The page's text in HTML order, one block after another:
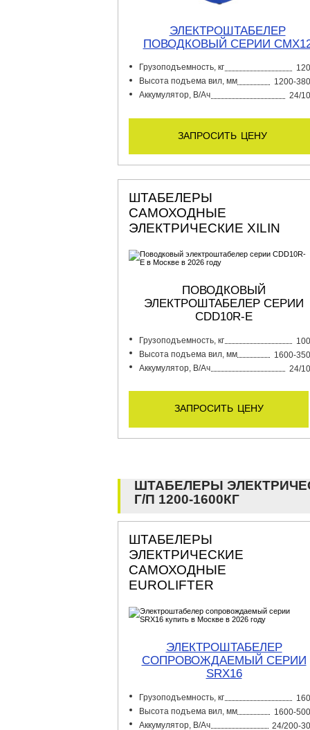
ЭЛЕКТРОШТАБЕЛЕР
ПОВОДКОВЫЙ CЕРИИ
Грузоподъемность, кг
Высота подъема вил, мм
1200-
Аккумулятор, В/Ач
24/
запросить цену
ШТАБЕЛЕРЫ
САМОХОДНЫЕ
ЭЛЕКТРИЧЕСКИЕ XILIN
ПОВОДКОВЫЙ
ЭЛЕКТРОШТАБЕЛЕР СЕРИИ
CDD10R-E
Грузоподъемность, кг
Высота подъема вил, мм
1600-
Аккумулятор, В/Ач
24/
запросить цену
ШТАБЕЛЕРЫ
Г/П 1200-1600КГ
ШТАБЕЛЕРЫ
ЭЛЕКТРИЧЕСКИЕ
САМОХОДНЫЕ
EUROLIFTER
ЭЛЕКТРОШТАБЕЛЕР
СОПРОВОЖДАЕМЫЙ СЕРИИ
SRX16
Грузоподъемность, кг
Высота подъема вил, мм
1600-
Аккумулятор, В/Ач
24/200-